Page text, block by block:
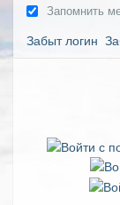
Запомнить
Забыт логин